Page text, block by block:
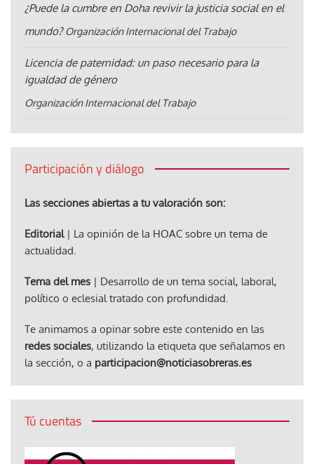
¿Puede la cumbre en Doha revivir la justicia social en el
mundo? Organización Internacional del Trabajo
Licencia de paternidad: un paso necesario para la
igualdad de género
Organización Internacional del Trabajo
Participación y diálogo
Las secciones abiertas a tu valoración son:
Editorial| La opinión de la HOAC sobre un tema de
actualidad.
Tema del mes | Desarrollo de un tema social, laboral,
político o eclesial tratado con profundidad.
Te animamos a opinar sobre este contenido en las
redes sociales, utilizando la etiqueta que señalamos en
la sección, o a participacion@noticiasobreras.es
Tú cuentas